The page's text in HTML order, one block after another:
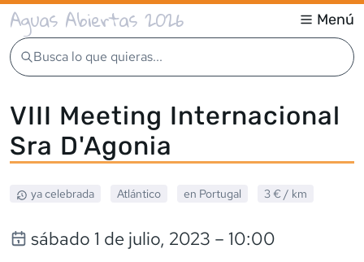
Aguas Abiertas 2026 Menú
Busca lo que quieras...
VIII Meeting Internacional
Sra D'Agonia
ya celebrada Atlántico en Portugal 3 € / km
sábado 1 de julio, 2023 – 10:00